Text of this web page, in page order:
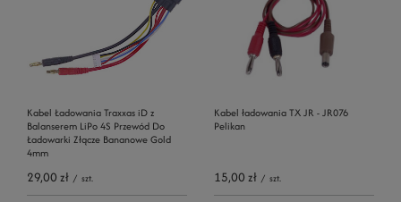
Kabel Ładowania Traxxas iD z
Balanserem LiPo 4S Przewód Do
Ładowarki Złącze Bananowe Gold
4mm
29,00 zł / szt.
Kabel ładowania TX JR - JR076
Pelikan
15,00 zł / szt.